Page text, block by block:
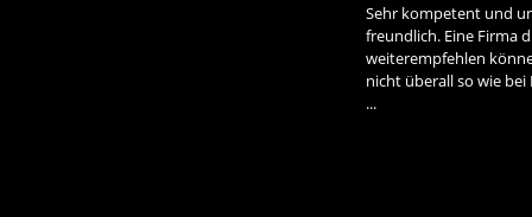
Sehr kompetent und
freundlich. Eine Firma
weiterempfehlen
nicht überall so wie
...